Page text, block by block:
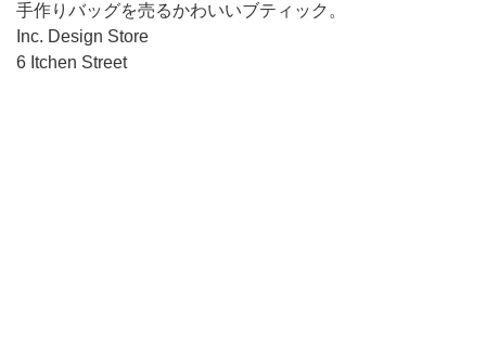
手作りバッグを売るかわいいブティック。
Inc. Design Store
6 Itchen Street